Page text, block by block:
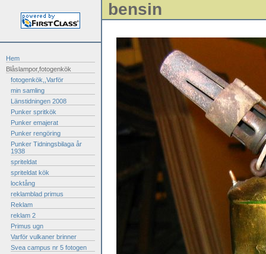
Hem
Blåslampor,fotogenkök
fotogenkök,,Varför
min samling
Länstidningen 2008
Punker spritkök
Punker emajerat
Punker rengöring
Punker Tidningsbilaga år
1938
spriteldat
spriteldat kök
locktång
reklamblad primus
Reklam
reklam 2
Primus ugn
Varför vulkaner brinner
Svea campus nr 5 fotogen
bensin